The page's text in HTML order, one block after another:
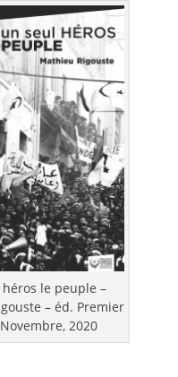
le peuple –
– éd. Premier
2020